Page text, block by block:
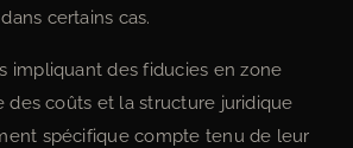
certains cas.
impliquant des fiducies en zone
des coûts et la structure juridique
spécifique compte tenu de leur